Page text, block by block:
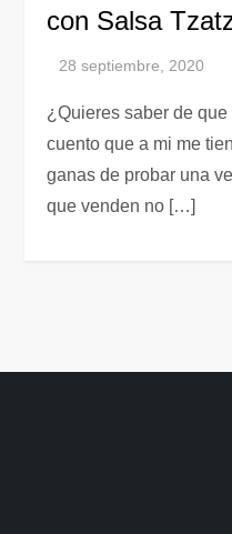
con Salsa
¿Quieres saber de
cuento que a mi me
ganas de probar una
que venden no […]